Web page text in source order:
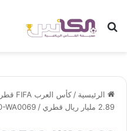
بحث عن
الرئيسية /
2.89 مليار ريال قطري
/
WA0069